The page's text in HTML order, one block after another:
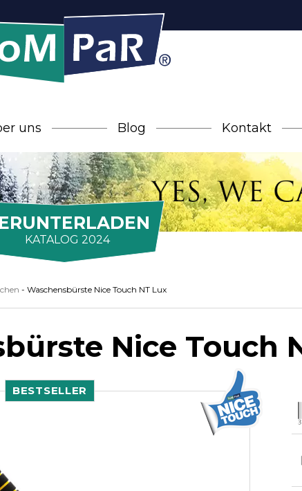
uns Blog Kontakt
KATALOG 2024
- Waschensbürste Nice Touch NT Lux
Nice Touch
BESTSELLER